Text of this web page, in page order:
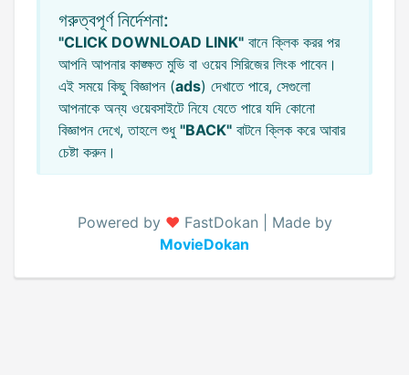
গরুত্বপূর্ণ নির্দেশনা:
"CLICK DOWNLOAD LINK" বানে ক্লিক করর পর
আপনি আপনার কাঙ্ক্ষত মুভি বা ওয়েব সিরিজের লিংক পাবেন।
এই সময়ে কিছু বিজ্ঞাপন (ads) দেখাতে পারে, সেগুলো
আপনাকে অন্য ওয়েবসাইটে নিযে যেতে পারে যদি কোনো
বিজ্ঞাপন দেখে, তাহলে শুধু "BACK" বাটনে ক্লিক করে আবার
চেষ্টা করুন।
Powered by ♥️ FastDokan | Made by
MovieDokan